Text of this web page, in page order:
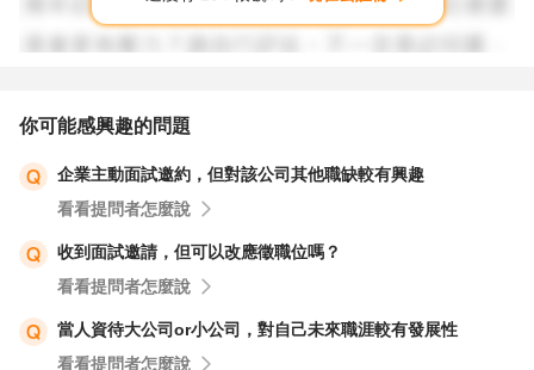
你可能感興趣的問題
企業主動面試邀約，但對該公司其他職缺較有興趣
看看提問者怎麼說
收到面試邀請，但可以改應徵職位嗎？
看看提問者怎麼說
當人資待大公司or小公司，對自己未來職涯較有發展性
看看提問者怎麼說